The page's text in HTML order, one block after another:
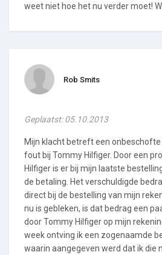
weet niet hoe het nu verder moet!
Rob Smits
Geplaatst: 05.10.2013
Mijn klacht betreft een onbeschofte
fout bij Tommy Hilfiger. Door een
Hilfiger is er bij mijn laatste
de betaling. Het verschuldigde
direct bij de bestelling van mijn
nu is gebleken, is dat bedrag een
door Tommy Hilfiger op mijn
week ontving ik een zogenaamde
waarin aangegeven werd dat ik die